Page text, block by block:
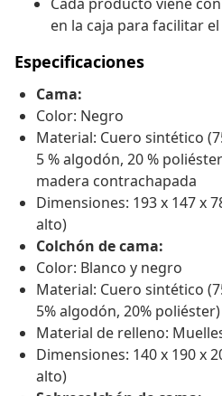
en la caja para facilitar
Especificaciones
Cama:
Color: Negro
Material: Cuero sintético
5 % algodón, 20 %
madera contrachapada
Dimensiones: 193 x 147 x
alto)
Colchón de cama:
Color: Blanco y negro
Material: Cuero sintético
5% algodón, 20% poliéster)
Material de relleno:
Dimensiones: 140 x 190 x
alto)